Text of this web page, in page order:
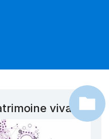
vivant !